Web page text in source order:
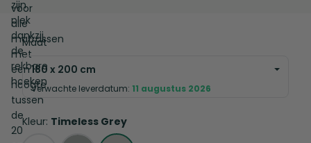
Maat
180 x 200 cm
Verwachte leverdatum: 11 augustus 2026
Kleur: Timeless Grey